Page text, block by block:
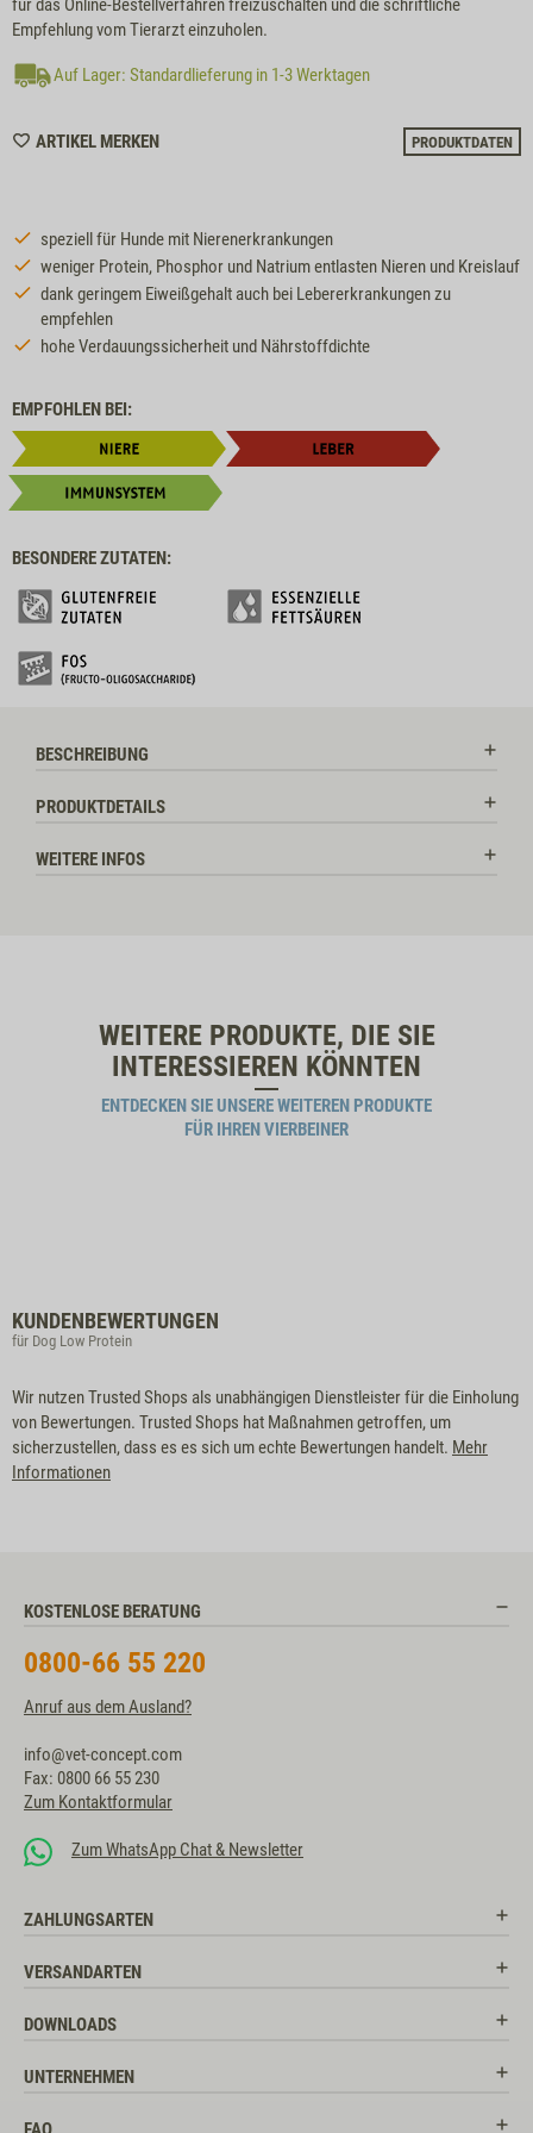
für das Online-Bestellverfahren freizuschalten und die schriftliche
Empfehlung vom Tierarzt einzuholen.
Auf Lager: Standardlieferung in 1-3 Werktagen
ARTIKEL MERKENWISHLIST
PRODUKTDATEN
speziell für Hunde mit Nierenerkrankungen
weniger Protein, Phosphor und Natrium entlasten Nieren und Kreislauf
dank geringem Eiweißgehalt auch bei Lebererkrankungen zu
empfehlen
hohe Verdauungssicherheit und Nährstoffdichte
EMPFOHLEN BEI:
BESONDERE ZUTATEN:
BESCHREIBUNG
PRODUKTDETAILS
WEITERE INFOS
WEITERE PRODUKTE, DIE SIE
INTERESSIEREN KÖNNTEN
ENTDECKEN SIE UNSERE WEITEREN PRODUKTE
FÜR IHREN VIERBEINER
KUNDENBEWERTUNGEN
für Dog Low Protein
Wir nutzen Trusted Shops als unabhängigen Dienstleister für die Einholung
von Bewertungen. Trusted Shops hat Maßnahmen getroffen, um
sicherzustellen, dass es es sich um echte Bewertungen handelt. Mehr
Informationen
KOSTENLOSE BERATUNG
0800-66 55 220
Anruf aus dem Ausland?
info@vet-concept.com
Fax: 0800 66 55 230
Zum Kontaktformular
Zum WhatsApp Chat & Newsletter
ZAHLUNGSARTEN
VERSANDARTEN
DOWNLOADS
UNTERNEHMEN